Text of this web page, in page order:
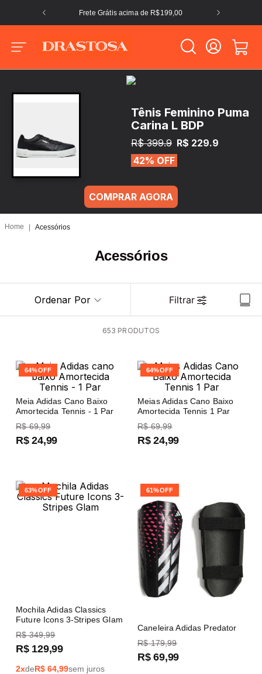
Frete Grátis acima de R$199,00
Tênis Feminino Puma
Carina L BDP
R$ 399.9 R$ 229.9
42% OFF
COMPRAR AGORA
Acessórios
Acessórios
Ordenar Por Filtrar
653 PRODUTOS
Meia Adidas Cano Baixo
Amortecida Tennis - 1 Par
64%OFF
R$ 69,99
R$ 24,99
Meias Adidas Cano Baixo
Amortecida Tennis 1 Par
64%OFF
R$ 69,99
R$ 24,99
Mochila Adidas Classics
Future Icons 3-Stripes Glam
63%OFF
R$ 349,99
R$ 129,99
2xdeR$ 64,99sem juros
Caneleira Adidas Predator
61%OFF
R$ 179,99
R$ 69,99